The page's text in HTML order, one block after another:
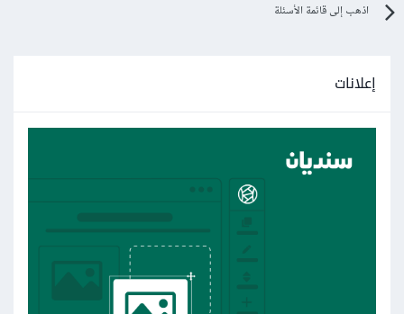
اذهب إلى قائمة الأسئلة
إعلانات